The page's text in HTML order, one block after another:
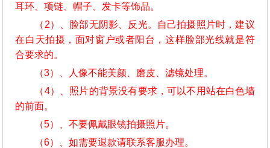
耳环、项链、帽子、发卡等饰品。
（2）、脸部无阴影、反光。自己拍摄照片时，建议
在白天拍摄，面对窗户或者阳台，这样脸部光线就是符
合要求的。
（3）、人像不能美颜、磨皮、滤镜处理。
（4）、照片的背景没有要求，可以不用站在白色墙
的前面。
（5）、不要佩戴眼镜拍摄照片。
（6）、如需要退款请联系客服办理。